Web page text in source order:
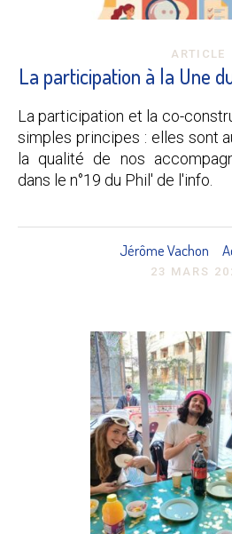
ARTICLE
La participation à la Une
La participation et la co-
simples principes : elles sont
la qualité de nos
dans le n°19 du Phil' de l'info.
Jérôme Vachon
23 MARS